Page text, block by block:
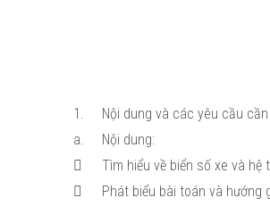
1.
Nội dung và các yêu cầu
a.
Nội dung:

Tìm hiểu về biển số xe và

Phát biểu bài toán và hướng